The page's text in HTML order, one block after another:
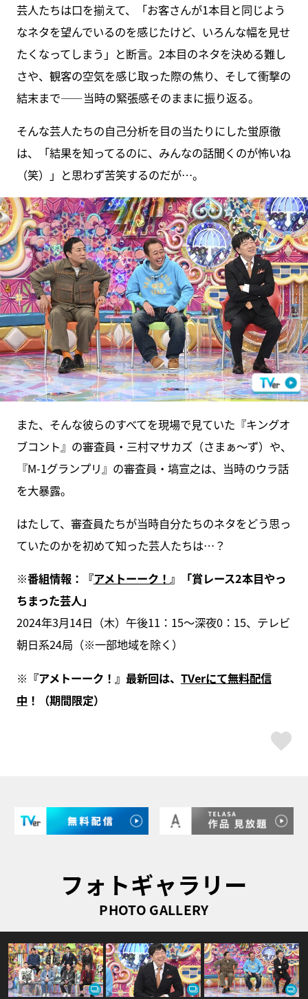
芸人たちは口を揃えて、「お客さんが1本目と同じよう
なネタを望んでいるのを感じたけど、いろんな幅を見せ
たくなってしまう」と断言。2本目のネタを決める難し
さや、観客の空気を感じ取った際の焦り、そして衝撃の
結末まで――当時の緊張感そのままに振り返る。
そんな芸人たちの自己分析を目の当たりにした蛍原徹
は、「結果を知ってるのに、みんなの話聞くのが怖いね
（笑）」と思わず苦笑するのだが…。
また、そんな彼らのすべてを現場で見ていた『キングオ
ブコント』の審査員・三村マサカズ（さまぁ～ず）や、
『M-1グランプリ』の審査員・塙宣之は、当時のウラ話
を大暴露。
はたして、審査員たちが当時自分たちのネタをどう思っ
ていたのかを初めて知った芸人たちは…？
※番組情報：『アメトーーク！ 』「賞レース2本目やっ
ちまった芸人」
2024年3月14日（木）午後11：15～深夜0：15、テレビ
朝日系24局（※一部地域を除く）
※『アメトーーク！』最新回は、 TVerにて無料配信
中 ！（期間限定）
フォトギャラリー
PHOTO GALLERY